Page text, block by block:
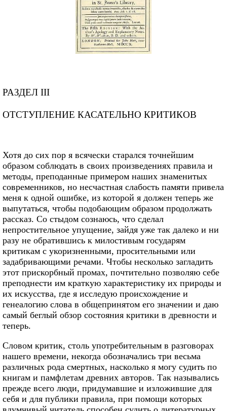
РАЗДЕЛ III
ОТСТУПЛЕНИЕ КАСАТЕЛЬНО КРИТИКОВ
Хотя до сих пор я всячески старался точнейшим
образом соблюдать в своих произведениях правила и
методы, преподанные примером наших знаменитых
современников, но несчастная слабость памяти привела
меня к одной ошибке, из которой я должен теперь же
выпутаться, чтобы подобающим образом продолжать
рассказ. Со стыдом сознаюсь, что сделал
непростительное упущение, зайдя уже так далеко и ни
разу не обратившись к милостивым государям
критикам с укоризненными, просительными или
задабривающими речами. Чтобы несколько загладить
этот прискорбный промах, почтительно позволяю себе
преподнести им краткую характеристику их природы и
их искусства, где я исследую происхождение и
генеалогию слова в общепринятом его значении и даю
самый беглый обзор состояния критики в древности и
теперь.
Словом критик, столь употребительным в разговорах
нашего времени, некогда обозначались три весьма
различных рода смертных, насколько я могу судить по
книгам и памфлетам древних авторов. Так назывались
прежде всего люди, придумавшие и изложившие для
себя и для публики правила, при помощи которых